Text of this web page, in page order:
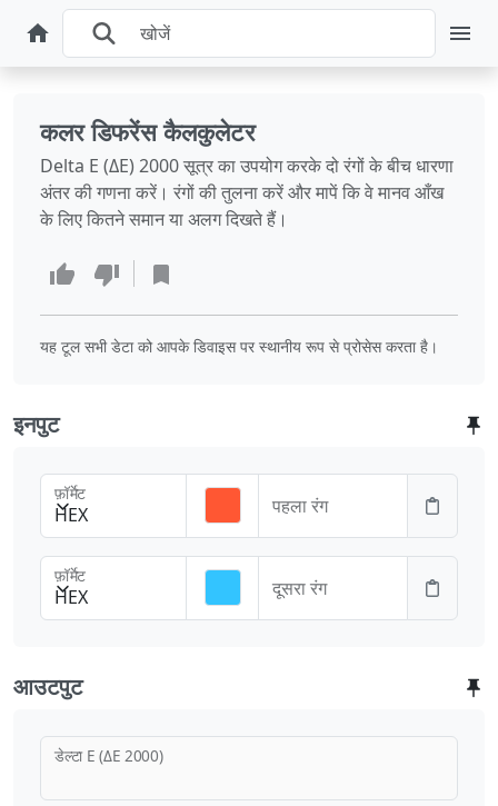
कलर डिफरेंस कैलकुलेटर
Delta E (ΔE) 2000 सूत्र का उपयोग करके दो रंगों के बीच धारणा
अंतर की गणना करें। रंगों की तुलना करें और मापें कि वे मानव आँख
के लिए कितने समान या अलग दिखते हैं।
यह टूल सभी डेटा को आपके डिवाइस पर स्थानीय रूप से प्रोसेस करता है।
इनपुट
HEX
फ़ॉर्मेट
पहला रंग
HEX
फ़ॉर्मेट
दूसरा रंग
आउटपुट
डेल्टा E (ΔE 2000)